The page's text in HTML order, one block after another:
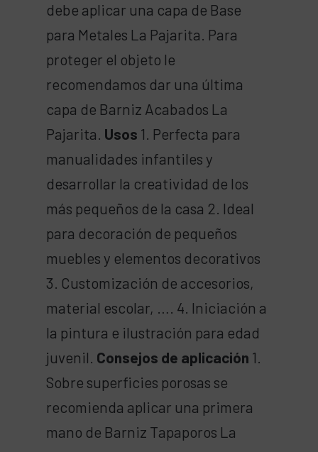
debe aplicar una capa de Base
para Metales La Pajarita. Para
proteger el objeto le
recomendamos dar una última
capa de Barniz Acabados La
Pajarita. Usos 1. Perfecta para
manualidades infantiles y
desarrollar la creatividad de los
más pequeños de la casa 2. Ideal
para decoración de pequeños
muebles y elementos decorativos
3. Customización de accesorios,
material escolar, …. 4. Iniciación a
la pintura e ilustración para edad
juvenil. Consejos de aplicación 1.
Sobre superficies porosas se
recomienda aplicar una primera
mano de Barniz Tapaporos La